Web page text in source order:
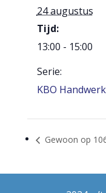
24 augustus
Tijd:
13:00 - 15:00
Serie:
KBO Handwerk
Gewoon op